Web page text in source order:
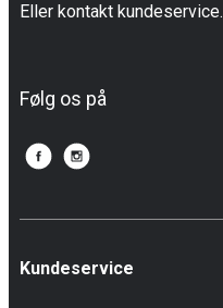
Eller kontakt kundeservice.
Følg os på
Kundeservice